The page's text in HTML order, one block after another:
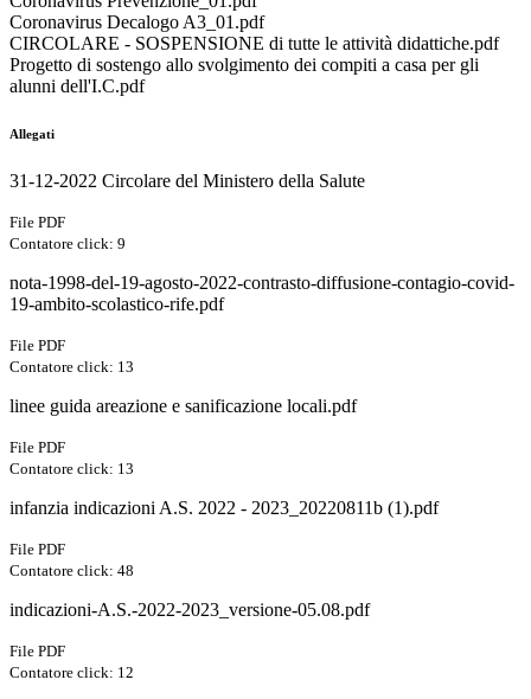
Coronavirus Decalogo A3_01.pdf
CIRCOLARE - SOSPENSIONE di tutte le attività didattiche.pdf
Progetto di sostengo allo svolgimento dei compiti a casa per gli
alunni dell'I.C.pdf
Allegati
31-12-2022 Circolare del Ministero della Salute
File PDF
Contatore click: 9
nota-1998-del-19-agosto-2022-contrasto-diffusione-contagio-covid-
19-ambito-scolastico-rife.pdf
File PDF
Contatore click: 13
linee guida areazione e sanificazione locali.pdf
File PDF
Contatore click: 13
infanzia indicazioni A.S. 2022 - 2023_20220811b (1).pdf
File PDF
Contatore click: 48
indicazioni-A.S.-2022-2023_versione-05.08.pdf
File PDF
Contatore click: 12